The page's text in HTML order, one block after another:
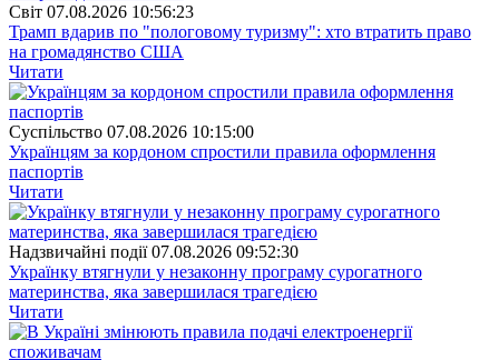
Свiт 07.08.2026 10:56:23
Трамп вдарив по "пологовому туризму": хто втратить право
на громадянство США
Читати
Суспiльство 07.08.2026 10:15:00
Українцям за кордоном спростили правила оформлення
паспортів
Читати
Надзвичайні події 07.08.2026 09:52:30
Українку втягнули у незаконну програму сурогатного
материнства, яка завершилася трагедією
Читати